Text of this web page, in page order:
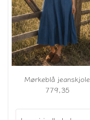
Mørkeblå jeanskjole
779,35